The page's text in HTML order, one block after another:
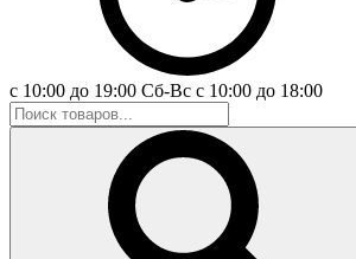
с 10:00 до 19:00 Сб-Вс с 10:00 до 18:00